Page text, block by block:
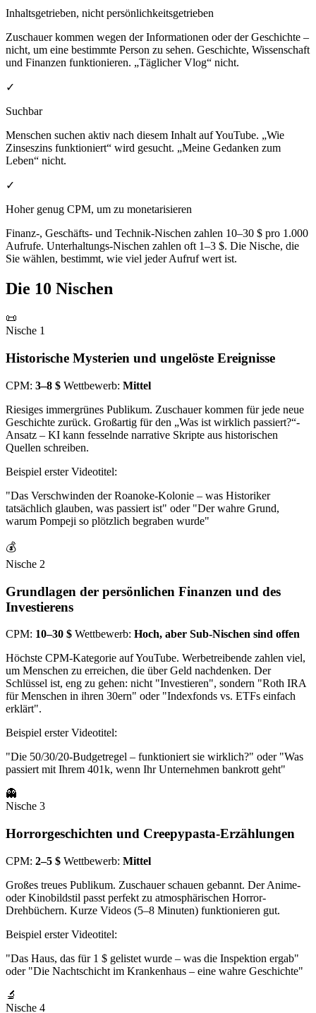
Inhaltsgetrieben, nicht persönlichkeitsgetrieben
Zuschauer kommen wegen der Informationen oder der Geschichte –
nicht, um eine bestimmte Person zu sehen. Geschichte, Wissenschaft
und Finanzen funktionieren. „Täglicher Vlog“ nicht.
✓
Suchbar
Menschen suchen aktiv nach diesem Inhalt auf YouTube. „Wie
Zinseszins funktioniert“ wird gesucht. „Meine Gedanken zum
Leben“ nicht.
✓
Hoher genug CPM, um zu monetarisieren
Finanz-, Geschäfts- und Technik-Nischen zahlen 10–30 $ pro 1.000
Aufrufe. Unterhaltungs-Nischen zahlen oft 1–3 $. Die Nische, die
Sie wählen, bestimmt, wie viel jeder Aufruf wert ist.
Die 10 Nischen
📜
Nische 1
Historische Mysterien und ungelöste Ereignisse
CPM: 3–8 $ Wettbewerb: Mittel
Riesiges immergrünes Publikum. Zuschauer kommen für jede neue
Geschichte zurück. Großartig für den „Was ist wirklich passiert?“-
Ansatz – KI kann fesselnde narrative Skripte aus historischen
Quellen schreiben.
Beispiel erster Videotitel:
"Das Verschwinden der Roanoke-Kolonie – was Historiker
tatsächlich glauben, was passiert ist" oder "Der wahre Grund,
warum Pompeji so plötzlich begraben wurde"
💰
Nische 2
Grundlagen der persönlichen Finanzen und des
Investierens
CPM: 10–30 $ Wettbewerb: Hoch, aber Sub-Nischen sind offen
Höchste CPM-Kategorie auf YouTube. Werbetreibende zahlen viel,
um Menschen zu erreichen, die über Geld nachdenken. Der
Schlüssel ist, eng zu gehen: nicht "Investieren", sondern "Roth IRA
für Menschen in ihren 30ern" oder "Indexfonds vs. ETFs einfach
erklärt".
Beispiel erster Videotitel:
"Die 50/30/20-Budgetregel – funktioniert sie wirklich?" oder "Was
passiert mit Ihrem 401k, wenn Ihr Unternehmen bankrott geht"
👻
Nische 3
Horrorgeschichten und Creepypasta-Erzählungen
CPM: 2–5 $ Wettbewerb: Mittel
Großes treues Publikum. Zuschauer schauen gebannt. Der Anime-
oder Kinobildstil passt perfekt zu atmosphärischen Horror-
Drehbüchern. Kurze Videos (5–8 Minuten) funktionieren gut.
Beispiel erster Videotitel:
"Das Haus, das für 1 $ gelistet wurde – was die Inspektion ergab"
oder "Die Nachtschicht im Krankenhaus – eine wahre Geschichte"
🔬
Nische 4